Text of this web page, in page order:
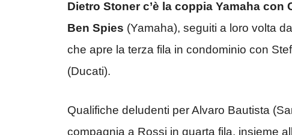
Dietro Stoner c’è la coppia Yamaha con
Ben Spies (Yamaha), seguiti a loro volta
che apre la terza fila in condominio con
(Ducati).
Qualifiche deludenti per Alvaro Bautista
compagnia a Rossi in quarta fila, insieme